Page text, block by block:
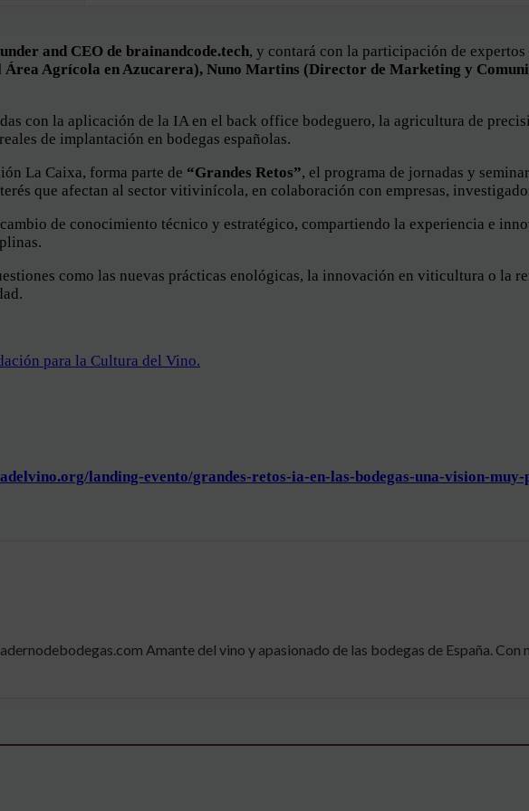
and CEO de brainandcode.tech, y contará con la participación de expertos
Área Agrícola en Azucarera), Nuno Martins (Director de Marketing y
con la aplicación de la IA en el back office bodeguero, la agricultura de
de implantación en bodegas españolas.
La Caixa, forma parte de “Grandes Retos”, el programa de jornadas y
que afectan al sector vitivinícola, en colaboración con empresas,
de conocimiento técnico y estratégico, compartiendo la experiencia e
como las nuevas prácticas enológicas, la innovación en viticultura o la
para la Cultura del Vino.
landing-evento/grandes-retos-ia-en-las-bodegas-una-vision-muy-
Amante del vino y apasionado de las bodegas de España. Con